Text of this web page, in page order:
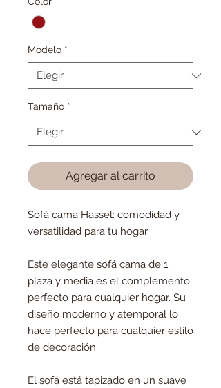
Modelo *
Tamaño *
Agregar al carrito
Sofá cama Hassel: comodidad y
versatilidad para tu hogar
Este elegante sofá cama de 1
plaza y media es el complemento
perfecto para cualquier hogar. Su
diseño moderno y atemporal lo
hace perfecto para cualquier estilo
de decoración.
El sofá está tapizado en un suave